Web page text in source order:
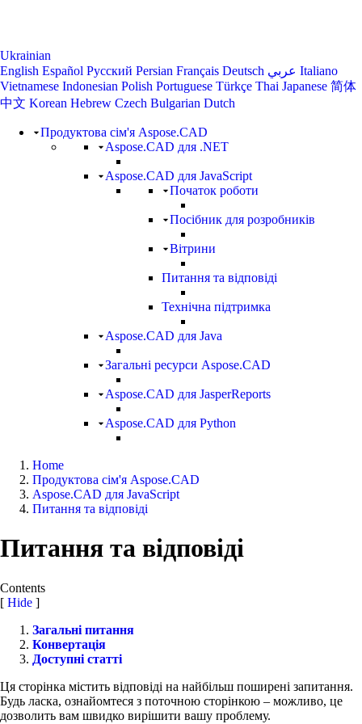
Ukrainian
English Español Русский Persian Français Deutsch عربي Italiano
Vietnamese Indonesian Polish Portuguese Türkçe Thai Japanese 简体
中文 Korean Hebrew Czech Bulgarian Dutch
Продуктова сім'я Aspose.CAD
Aspose.CAD для .NET
Aspose.CAD для JavaScript
Початок роботи
Посібник для розробників
Вітрини
Питання та відповіді
Технічна підтримка
Aspose.CAD для Java
Загальні ресурси Aspose.CAD
Aspose.CAD для JasperReports
Aspose.CAD для Python
Home
Продуктова сім'я Aspose.CAD
Aspose.CAD для JavaScript
Питання та відповіді
Питання та відповіді
Contents
[ Hide ]
Загальні питання
Конвертація
Доступні статті
Ця сторінка містить відповіді на найбільш поширені запитання.
Будь ласка, ознайомтеся з поточною сторінкою – можливо, це
дозволить вам швидко вирішити вашу проблему.